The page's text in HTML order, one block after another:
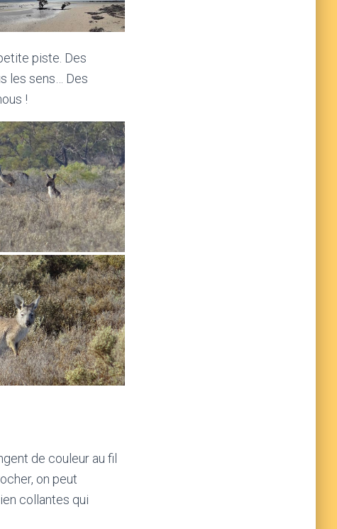
piste. Des
les sens… Des
!
de couleur au fil
on peut
collantes qui